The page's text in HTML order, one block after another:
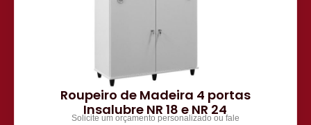
Roupeiro de Madeira 4 portas
Insalubre NR 18 e NR 24
Solicite um orçamento personalizado ou fale